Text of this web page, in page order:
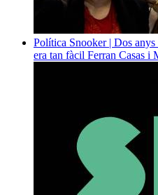
Política Snooker | Dos
era tan fàcil Ferran Casas i